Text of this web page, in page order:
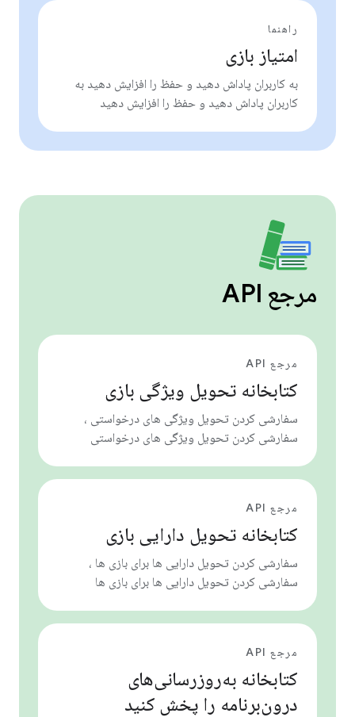
راهنما
امتیاز بازی
به کاربران پاداش دهید و حفظ را افزایش دهید به
کاربران پاداش دهید و حفظ را افزایش دهید
مرجع API
مرجع API
کتابخانه تحویل ویژگی بازی
سفارشی کردن تحویل ویژگی های درخواستی ،
سفارشی کردن تحویل ویژگی های درخواستی
مرجع API
کتابخانه تحویل دارایی بازی
سفارشی کردن تحویل دارایی ها برای بازی ها ،
سفارشی کردن تحویل دارایی ها برای بازی ها
مرجع API
کتابخانه به‌روزرسانی‌های
درون‌برنامه را پخش کنید